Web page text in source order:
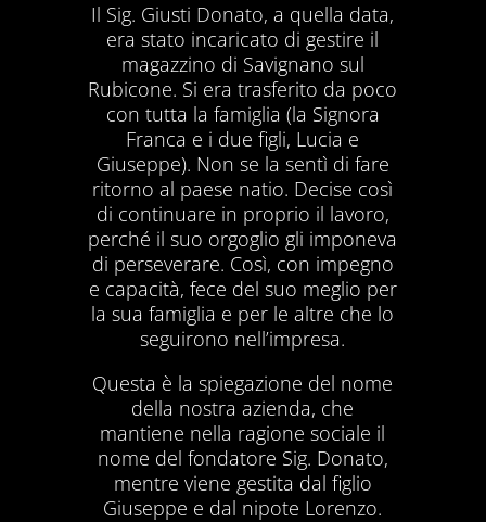
Il Sig. Giusti Donato, a quella data,
era stato incaricato di gestire il
magazzino di Savignano sul
Rubicone. Si era trasferito da poco
con tutta la famiglia (la Signora
Franca e i due figli, Lucia e
Giuseppe). Non se la sentì di fare
ritorno al paese natio. Decise così
di continuare in proprio il lavoro,
perché il suo orgoglio gli imponeva
di perseverare. Così, con impegno
e capacità, fece del suo meglio per
la sua famiglia e per le altre che lo
seguirono nell’impresa.
Questa è la spiegazione del nome
della nostra azienda, che
mantiene nella ragione sociale il
nome del fondatore Sig. Donato,
mentre viene gestita dal figlio
Giuseppe e dal nipote Lorenzo.